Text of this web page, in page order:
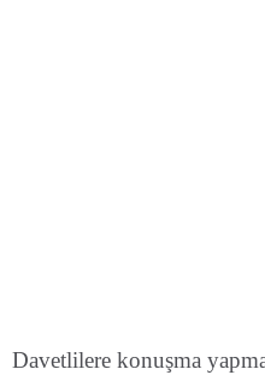
Davetlilere konuşma